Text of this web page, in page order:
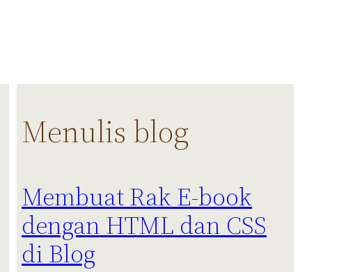
Menulis blog
Membuat Rak E-book
dengan HTML dan CSS
di Blog